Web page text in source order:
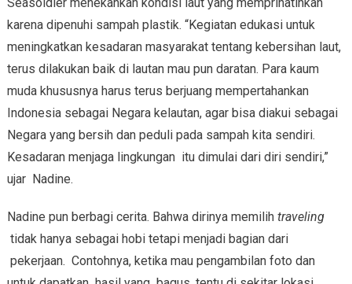
karena dipenuhi sampah plastik. “Kegiatan edukasi untuk
meningkatkan kesadaran masyarakat tentang kebersihan laut,
terus dilakukan baik di lautan mau pun daratan. Para kaum
muda khususnya harus terus berjuang mempertahankan
Indonesia sebagai Negara kelautan, agar bisa diakui sebagai
Negara yang bersih dan peduli pada sampah kita sendiri.
Kesadaran menjaga lingkungan itu dimulai dari diri sendiri,”
ujar Nadine.
Nadine pun berbagi cerita. Bahwa dirinya memilih traveling
tidak hanya sebagai hobi tetapi menjadi bagian dari
pekerjaan. Contohnya, ketika mau pengambilan foto dan